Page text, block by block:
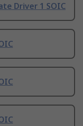
Driver 1 SOIC